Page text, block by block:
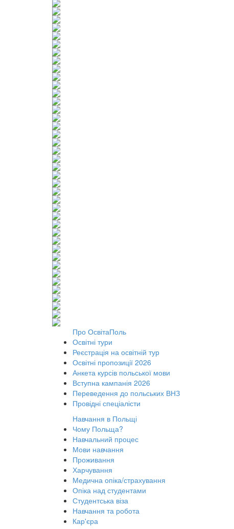
Про ОсвітаПоль
Освітні тури
Реєстрація на освітній тур
Освітні пропозиції 2026
Анкета курсів польської мови
Вступна кампанія 2026
Переведення до польських ВНЗ
Провідні спеціалісти
Навчання в Польщі
Чому Польща?
Навчальний процес
Мови навчання
Проживання
Харчування
Медична опіка/страхування
Опіка над студентами
Студентська віза
Навчання та робота
Кар'єра